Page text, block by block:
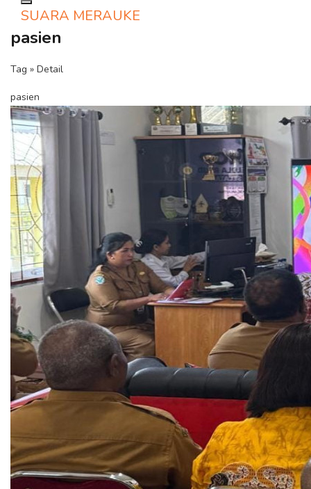
Toggle navigation
SUARA MERAUKE
pasien
Tag » Detail
pasien